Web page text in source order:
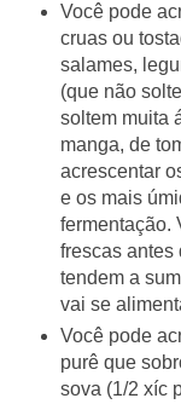
Você pode
cruas ou
salames,
(que não
soltem muita
manga, de
acrescentar
e os mais
fermentação.
frescas antes
tendem a
vai se
Você pode
purê que
sova (1/2 xíc